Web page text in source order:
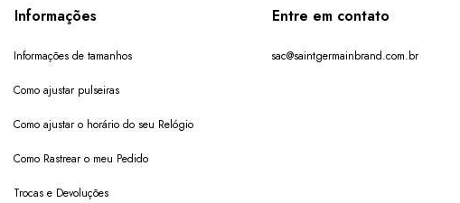
Informações
Informações de tamanhos
Como ajustar pulseiras
Como ajustar o horário do seu Relógio
Como Rastrear o meu Pedido
Trocas e Devoluções
Entre em contato
sac@saintgermainbrand.com.br